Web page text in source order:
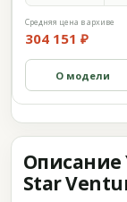
Средняя цена в архиве
304 151 ₽
О модели
Описание
Star